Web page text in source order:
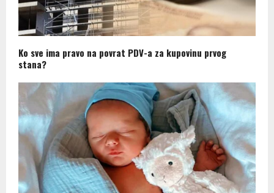
Ko sve ima pravo na povrat PDV-a za kupovinu prvog
stana?